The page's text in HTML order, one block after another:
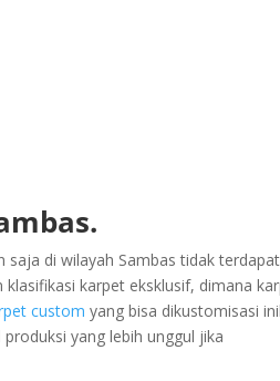
di wilayah Sambas tidak terdapat
karpet eksklusif, dimana
custom yang bisa dikustomisasi
yang lebih unggul jika